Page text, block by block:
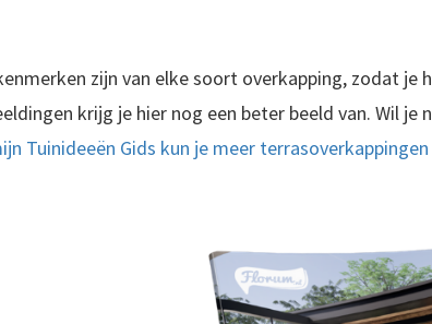
zijn van elke soort overkapping, zodat je
krijg je hier nog een beter beeld van. Wil je
Tuinideeën Gids kun je meer